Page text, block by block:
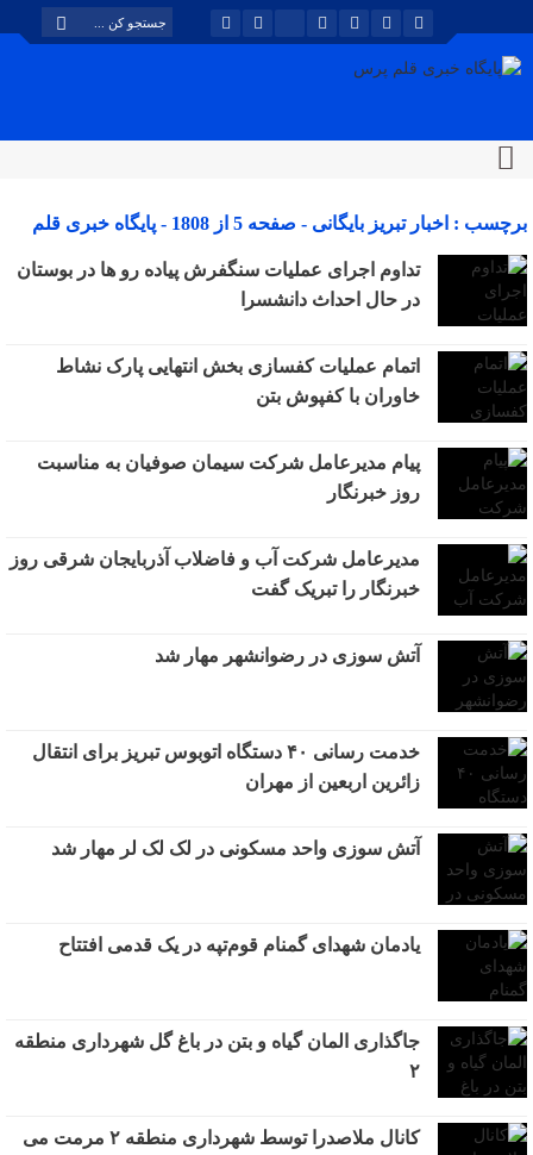
برچسب : اخبار تبریز بایگانی - صفحه 5 از 1808 - پایگاه خبری قلم
پرس
تداوم اجرای عملیات سنگفرش پیاده رو ها در بوستان
در حال احداث دانشسرا
اتمام عملیات کفسازی بخش انتهایی پارک نشاط
خاوران با کفپوش بتن
پیام مدیرعامل شرکت سیمان صوفیان به مناسبت
روز خبرنگار
مدیرعامل شرکت آب و فاضلاب آذربایجان شرقی روز
خبرنگار را تبریک گفت
آتش سوزی در رضوانشهر مهار شد
خدمت رسانی ۴۰ دستگاه اتوبوس تبریز برای انتقال
زائرین اربعین از مهران
آتش سوزی واحد مسکونی در لک لک لر مهار شد
یادمان شهدای گمنام قوم‌تپه در یک قدمی افتتاح
جاگذاری المان گیاه و بتن در باغ گل شهرداری منطقه
۲
کانال ملاصدرا توسط شهرداری منطقه ۲ مرمت می